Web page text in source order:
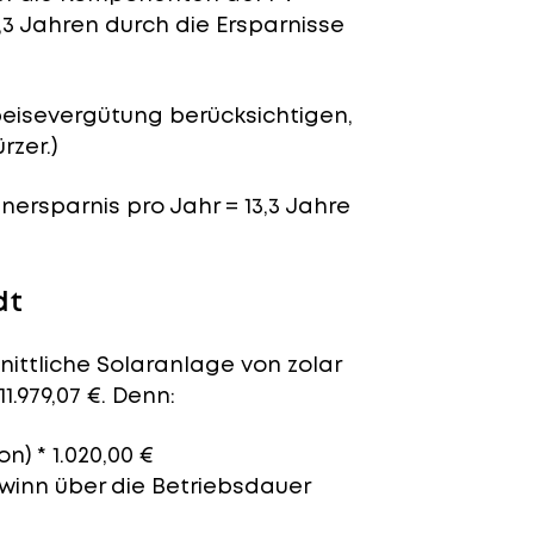
Jahren durch die Ersparnisse
berücksichtigen,
pro Jahr = 13,3 Jahre
Solaranlage von zolar
€. Denn:
* 1.020,00 €
über die Betriebsdauer